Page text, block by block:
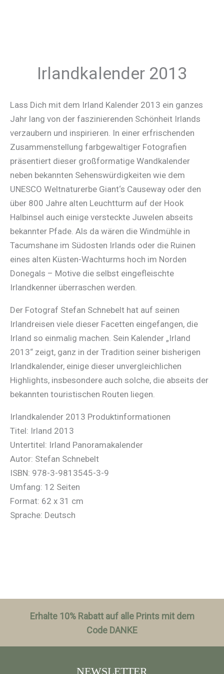
Irlandkalender 2013
Lass Dich mit dem Irland Kalender 2013 ein ganzes
Jahr lang von der faszinierenden Schönheit Irlands
verzaubern und inspirieren. In einer erfrischenden
Zusammenstellung farbgewaltiger Fotografien
präsentiert dieser großformatige Wandkalender
neben bekannten Sehenswürdigkeiten wie dem
UNESCO Weltnaturerbe Giant‘s Causeway oder den
über 800 Jahre alten Leuchtturm auf der Hook
Halbinsel auch einige versteckte Juwelen abseits
bekannter Pfade. Als da wären die Windmühle in
Tacumshane im Südosten Irlands oder die Ruinen
eines alten Küsten-Wachturms hoch im Norden
Donegals – Motive die selbst eingefleischte
Irlandkenner überraschen werden.
Der Fotograf Stefan Schnebelt hat auf seinen
Irlandreisen viele dieser Facetten eingefangen, die
Irland so einmalig machen. Sein Kalender „Irland
2013“ zeigt, ganz in der Tradition seiner bisherigen
Irlandkalender, einige dieser unvergleichlichen
Highlights, insbesondere auch solche, die abseits der
bekannten touristischen Routen liegen.
Irlandkalender 2013 Produktinformationen
Titel: Irland 2013
Untertitel: Irland Panoramakalender
Autor: Stefan Schnebelt
ISBN: 978-3-9813545-3-9
Umfang: 12 Seiten
Format: 62 x 31 cm
Sprache: Deutsch
Erhalte 10% Rabatt auf alle Prints mit dem
Code DANKE
NEWSLETTER